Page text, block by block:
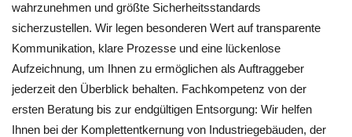
wahrzunehmen und größte Sicherheitsstandards
sicherzustellen. Wir legen besonderen Wert auf transparente
Kommunikation, klare Prozesse und eine lückenlose
Aufzeichnung, um Ihnen zu ermöglichen als Auftraggeber
jederzeit den Überblick behalten. Fachkompetenz von der
ersten Beratung bis zur endgültigen Entsorgung: Wir helfen
Ihnen bei der Komplettentkernung von Industriegebäuden, der